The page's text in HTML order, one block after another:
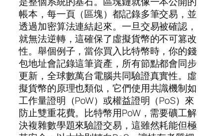
帳本，每一頁（區塊）都記錄多筆交易，並
透過加密算法連結起來。一旦交易被確認，
就無法逆轉，這確保了虛擬貨幣的不可篡改
性。舉個例子，當你買入比特幣時，你的錢
包地址會記錄這筆資產，所有節點都會同步
更新，全球數萬台電腦共同驗證真實性。虛
擬貨幣的原理也類似，它們使用共識機制如
工作量證明（PoW）或權益證明（PoS）來
防止雙重花費。比特幣用PoW，需要礦工解
決複雜數學題來驗證交易，這雖然耗能但極